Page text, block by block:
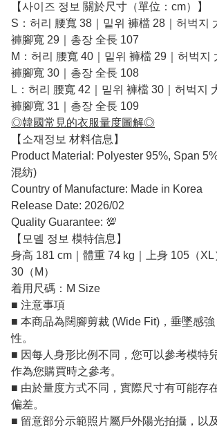
【사이즈 정보 關於尺寸（單位：cm）】
S：허리 腰寬 38｜밑위 褲檔 28｜허벅지
褲腳寬 29｜총장 全長 107
M：허리 腰寬 40｜밑위 褲檔 29｜허벅지
褲腳寬 30｜총장 全長 108
L：허리 腰寬 42｜밑위 褲檔 30｜허벅지
褲腳寬 31｜총장 全長 109
◎韓國常見的衣服量度圖解◎
【소재정보 材料信息】
Product Material: Polyester 95%, Span
混紡)
Country of Manufacture: Made in Korea
Release Date: 2026/02
Quality Guarantee: 💯
【모델 정보 模特信息】
身高 181 cm｜體重 74 kg｜上身 105（
30（M）
着用尺碼：M Size
■ 注意事項
■ 本商品為闊腳剪裁 (Wide Fit)，垂墜感
性。
■ 因每人身形比例不同，您可以參考模特
作為您購買時之參考。
■ 由於量度方式不同，實際尺寸有可能存
偏差。
■ 留意部分示範照片屬戶外陽光拍攝，以